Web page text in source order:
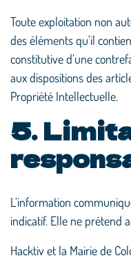
Toute exploitation non
des éléments qu'il
constitutive d’une
aux dispositions des
Propriété Intellectuelle.
5.
L’information
indicatif. Elle ne prétend
Hacktiv et la Mairie de